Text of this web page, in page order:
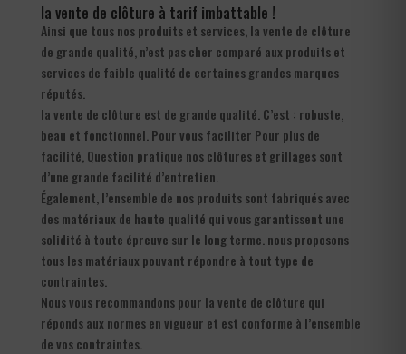
la vente de clôture à tarif imbattable !
Ainsi que tous nos produits et services, la vente de clôture
de grande qualité, n’est pas cher comparé aux produits et
services de faible qualité de certaines grandes marques
réputés.
la vente de clôture est de grande qualité. C’est : robuste,
beau et fonctionnel. Pour vous faciliter Pour plus de
facilité, Question pratique nos clôtures et grillages sont
d’une grande facilité d’entretien.
Également, l’ensemble de nos produits sont fabriqués avec
des matériaux de haute qualité qui vous garantissent une
solidité à toute épreuve sur le long terme. nous proposons
tous les matériaux pouvant répondre à tout type de
contraintes.
Nous vous recommandons pour la vente de clôture qui
réponds aux normes en vigueur et est conforme à l’ensemble
de vos contraintes.